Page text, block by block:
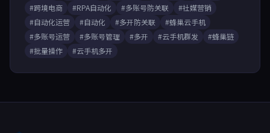
#跨境电商
#RPA自动化 #多账号防关联
#社媒营销
#自动化运营
#自动化 #多开防关联
#蜂巢云手机
#多账号运营
#多账号管理 #多开 #云手机群发
#蜂巢链
#批量操作
#云手机多开